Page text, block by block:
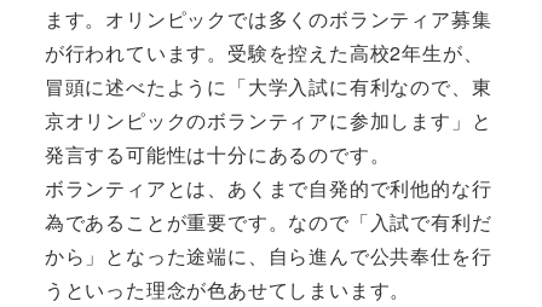
ます。オリンピックでは多くのボランティア募集
が行われています。受験を控えた高校2年生が、
冒頭に述べたように「大学入試に有利なので、東
京オリンピックのボランティアに参加します」と
発言する可能性は十分にあるのです。
ボランティアとは、あくまで自発的で利他的な行
為であることが重要です。なので「入試で有利だ
から」となった途端に、自ら進んで公共奉仕を行
うといった理念が色あせてしまいます。